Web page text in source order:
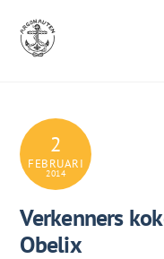
content
2
FEBRUARI
2014
Verkenners
Obelix